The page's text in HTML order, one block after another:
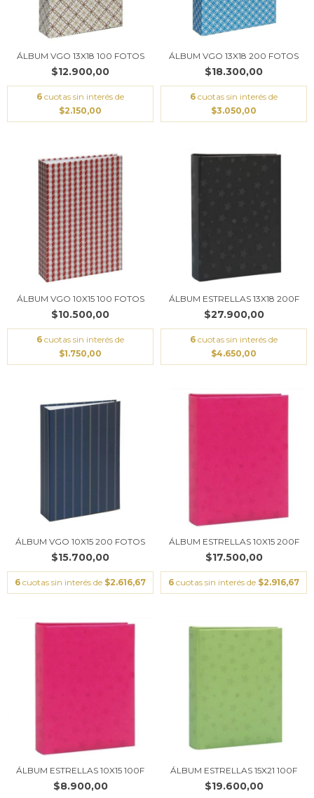
ÁLBUM VGO 13X18 100 FOTOS
$12.900,00
6 cuotas sin interés de
$2.150,00
ÁLBUM VGO 13X18 200 FOTOS
$18.300,00
6 cuotas sin interés de
$3.050,00
ÁLBUM VGO 10X15 100 FOTOS
$10.500,00
6 cuotas sin interés de
$1.750,00
ÁLBUM ESTRELLAS 13X18 200F
$27.900,00
6 cuotas sin interés de
$4.650,00
ÁLBUM VGO 10X15 200 FOTOS
$15.700,00
6 cuotas sin interés de $2.616,67
ÁLBUM ESTRELLAS 10X15 200F
$17.500,00
6 cuotas sin interés de $2.916,67
ÁLBUM ESTRELLAS 10X15 100F
$8.900,00
ÁLBUM ESTRELLAS 15X21 100F
$19.600,00